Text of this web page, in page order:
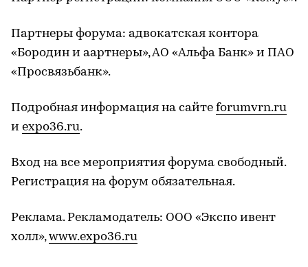
Партнеры форума: адвокатская контора
«Бородин и аартнеры», АО «Альфа Банк» и ПАО
«Просвязьбанк».
Подробная информация на сайте forumvrn.ru
и expo36.ru.
Вход на все мероприятия форума свободный.
Регистрация на форум обязательная.
Реклама. Рекламодатель: ООО «Экспо ивент
холл»,www.expo36.ru